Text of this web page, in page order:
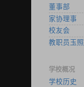
董事部
家协理事
校友会
教职员玉照
学校概况
学校历史